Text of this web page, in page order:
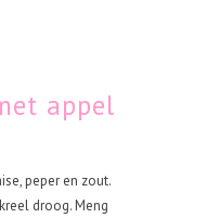
appel
peper en zout.
droog. Meng